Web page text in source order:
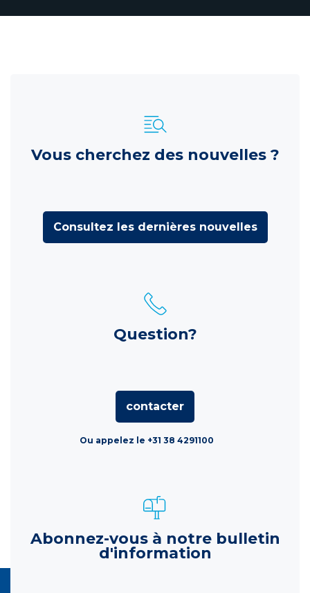
Vous cherchez des nouvelles ?
Consultez les dernières nouvelles
Question?
contacter
Ou appelez le +31 38 4291100
Abonnez-vous à notre bulletin
d'information